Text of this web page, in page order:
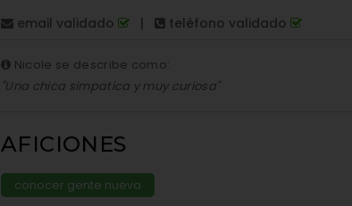
email validado | teléfono validado
Nicole se describe como:
"Una chica simpatica y muy curiosa"
AFICIONES
conocer gente nueva